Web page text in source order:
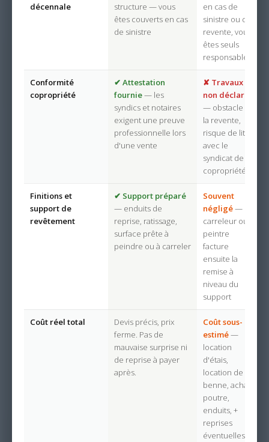
décennale
structure — vous
êtes couverts en cas
de sinistre
en cas de
sinistre ou de
revente, vous
êtes seuls
responsables
Conformité
copropriété
✔ Attestation
fournie— les
syndics et notaires
exigent une preuve
professionnelle lors
d'une vente
✘ Travaux
non déclarés
— obstacle à
la revente,
risque de litige
avec le
syndicat de
copropriété
Finitions et
support de
revêtement
✔ Support préparé
— enduits de
reprise, ratissage,
surface prête à
peindre ou à carreler
Souvent
négligé— le
carreleur ou le
peintre
facture
ensuite la
remise à
niveau du
support
Coût réel total
Devis précis, prix
ferme. Pas de
mauvaise surprise ni
de reprise à payer
après.
Coût sous-
estimé—
location
d'étais,
location de
benne, achat
poutre,
enduits, +
reprises
éventuelles